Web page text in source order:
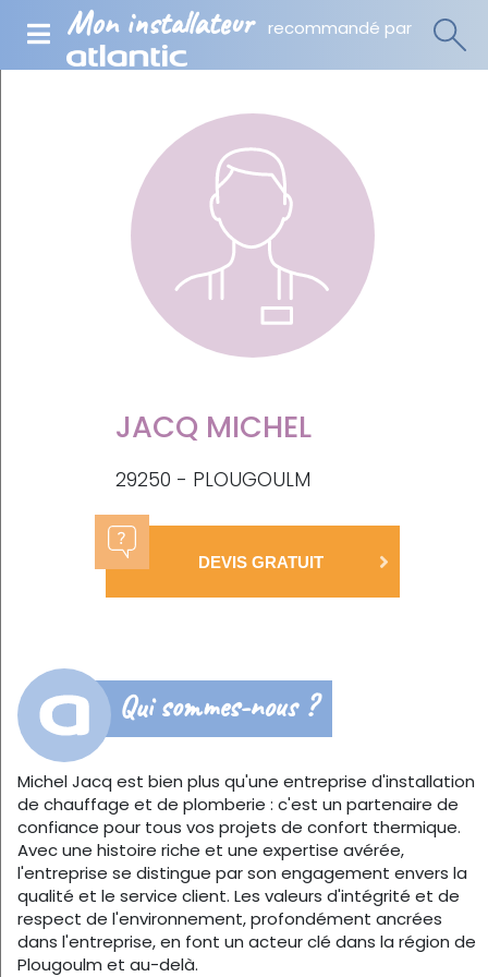
Mon installateur recommandé par
JACQ MICHEL
29250 - PLOUGOULM
DEVIS GRATUIT
Qui sommes-nous ?
Michel Jacq est bien plus qu'une entreprise d'installation
de chauffage et de plomberie : c'est un partenaire de
confiance pour tous vos projets de confort thermique.
Avec une histoire riche et une expertise avérée,
l'entreprise se distingue par son engagement envers la
qualité et le service client. Les valeurs d'intégrité et de
respect de l'environnement, profondément ancrées
dans l'entreprise, en font un acteur clé dans la région de
Plougoulm et au-delà.